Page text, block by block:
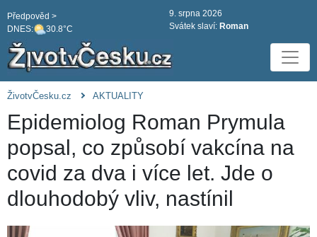
DNES: 30.8°C
Předpověd >
9. srpna 2026
Svátek slaví: Roman
ŽivotvČesku.cz AKTUALITY
Epidemiolog Roman Prymula
popsal, co způsobí vakcína na
covid za dva i více let. Jde o
dlouhodobý vliv, nastínil